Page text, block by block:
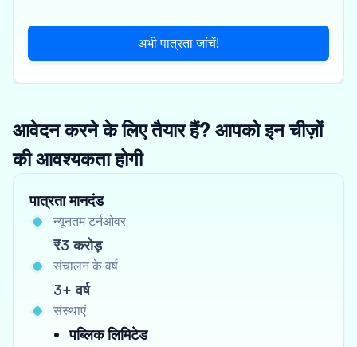
अभी पात्रता जांचें!
आवेदन करने के लिए तैयार हैं? आपको इन चीज़ों
की आवश्यकता होगी
पात्रता मानदंड
न्यूनतम टर्नओवर
₹3 करोड़
संचालन के वर्ष
3+ वर्ष
संस्थाएं
पब्लिक लिमिटेड